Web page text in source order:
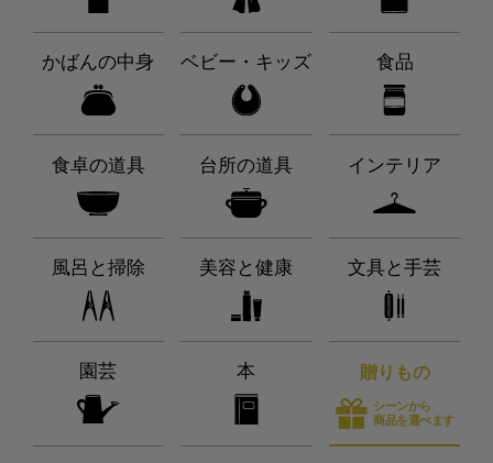
かばんの中身 ベビー・キッズ 食品
食卓の道具 台所の道具 インテリア
風呂と掃除 美容と健康 文具と手芸
園芸 本 贈りもの
シーンから
商品を選べます